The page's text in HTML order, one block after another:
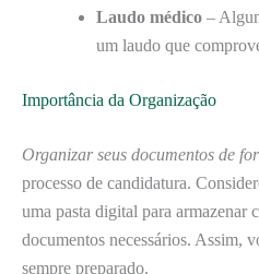
Laudo médico –
um laudo que
Importância da Organização
Organizar seus documentos de
processo de candidatura.
uma pasta digital para armazenar
documentos necessários. Assim,
sempre preparado.